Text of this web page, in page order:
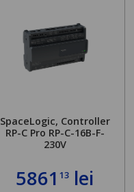
SpaceLogic, Controller
RP-C Pro RP-C-16B-F-
230V
586113 lei